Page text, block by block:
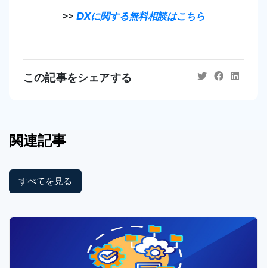
>> DXに関する無料相談はこちら
この記事をシェアする
関連記事
すべてを見る